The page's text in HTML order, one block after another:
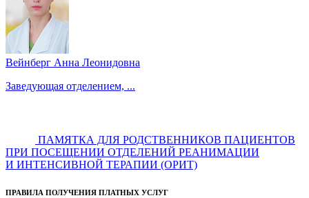
Вейнберг Анна Леонидовна
Заведующая отделением, ...
ПАМЯТКА ДЛЯ РОДСТВЕННИКОВ ПАЦИЕНТОВ
ПРИ ПОСЕЩЕНИИ ОТДЕЛЕНИЙ РЕАНИМАЦИИ
И ИНТЕНСИВНОЙ ТЕРАПИИ (ОРИТ)
ПРАВИЛА ПОЛУЧЕНИЯ ПЛАТНЫХ УСЛУГ